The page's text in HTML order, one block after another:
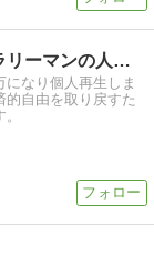
個人再生で債務整理したサラリーマンの人生逆転ブログ
になり個人再生しま
的自由を取り戻すた